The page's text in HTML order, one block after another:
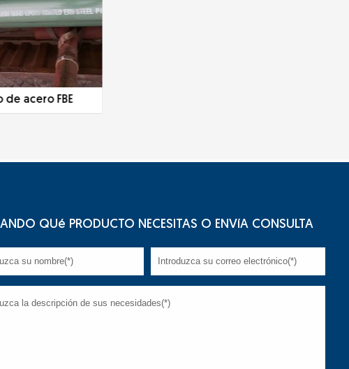
de acero FBE
QUé PRODUCTO NECESITAS O ENVíA CONSULTA